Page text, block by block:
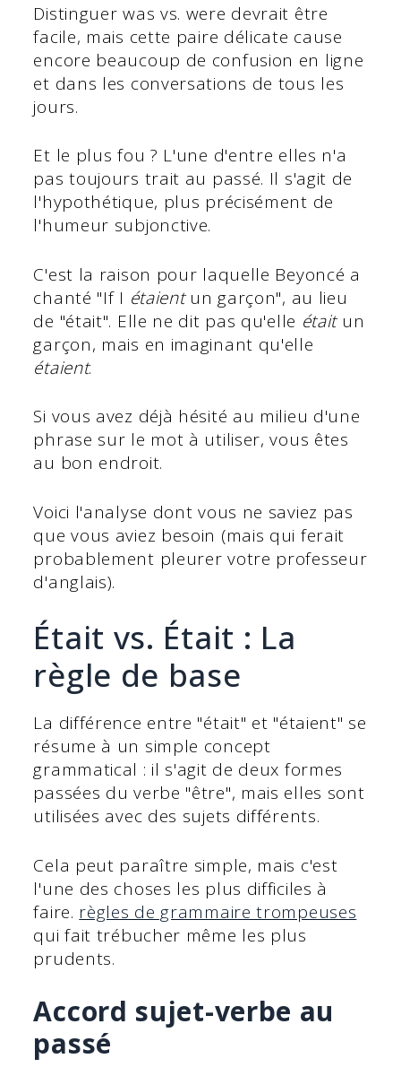
Distinguer was vs. were devrait être
facile, mais cette paire délicate cause
encore beaucoup de confusion en ligne
et dans les conversations de tous les
jours.
Et le plus fou ? L'une d'entre elles n'a
pas toujours trait au passé. Il s'agit de
l'hypothétique, plus précisément de
l'humeur subjonctive.
C'est la raison pour laquelle Beyoncé a
chanté "If I étaientun garçon", au lieu
de "était". Elle ne dit pas qu'elle étaitun
garçon, mais en imaginant qu'elle
étaient.
Si vous avez déjà hésité au milieu d'une
phrase sur le mot à utiliser, vous êtes
au bon endroit.
Voici l'analyse dont vous ne saviez pas
que vous aviez besoin (mais qui ferait
probablement pleurer votre professeur
d'anglais).
Était vs. Était : La
règle de base
La différence entre "était" et "étaient" se
résume à un simple concept
grammatical : il s'agit de deux formes
passées du verbe "être", mais elles sont
utilisées avec des sujets différents.
Cela peut paraître simple, mais c'est
l'une des choses les plus difficiles à
faire. règles de grammaire trompeuses
qui fait trébucher même les plus
prudents.
Accord sujet-verbe au
passé